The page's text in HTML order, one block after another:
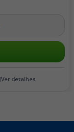
Ver detalhes